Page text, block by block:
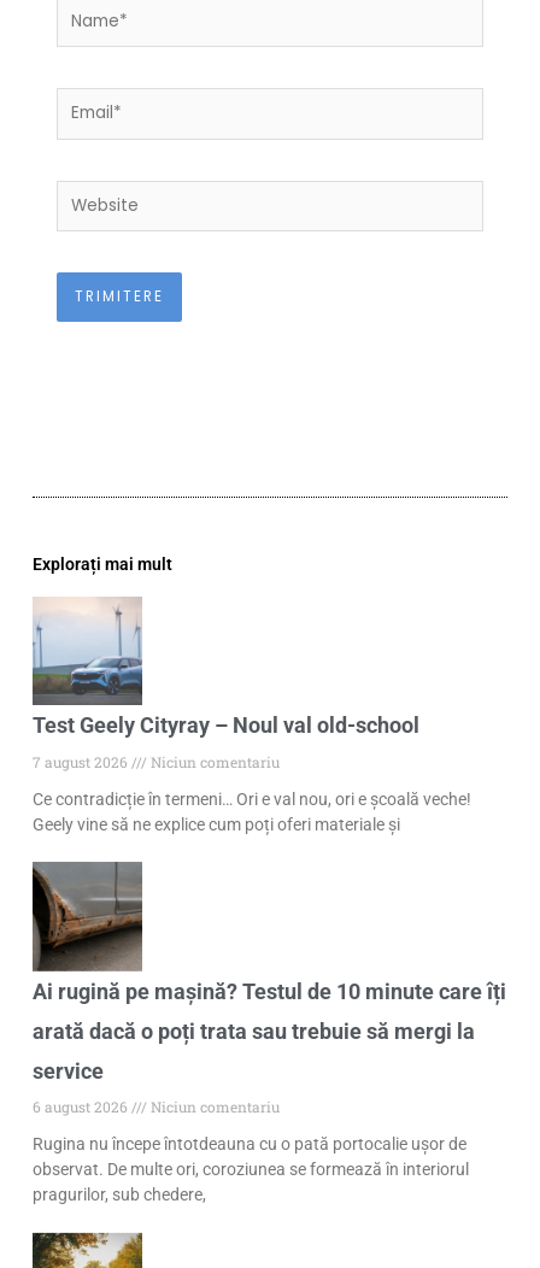
Name*
Email*
Website
Explorați mai mult
Test Geely Cityray – Noul val old-school
7 august 2026
Niciun comentariu
Ce contradicție în termeni… Ori e val nou, ori e școală veche!
Geely vine să ne explice cum poți oferi materiale și
Ai rugină pe mașină? Testul de 10 minute care îți
arată dacă o poți trata sau trebuie să mergi la
service
6 august 2026
Niciun comentariu
Rugina nu începe întotdeauna cu o pată portocalie ușor de
observat. De multe ori, coroziunea se formează în interiorul
pragurilor, sub chedere,